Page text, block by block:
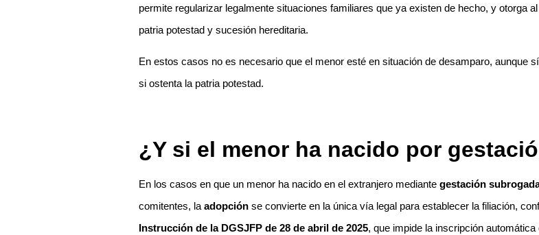
permite regularizar legalmente situaciones familiares que ya existen de hecho, y otorga
patria potestad y sucesión hereditaria.
En estos casos no es necesario que el menor esté en situación de desamparo, aunque
si ostenta la patria potestad.
¿Y si el menor ha nacido por
En los casos en que un menor ha nacido en el extranjero mediante gestación
comitentes, laadopciónse convierte en la única vía legal para establecer la filiación,
Instrucción de la DGSJFP de 28 de abril de 2025, que impide la inscripción automática